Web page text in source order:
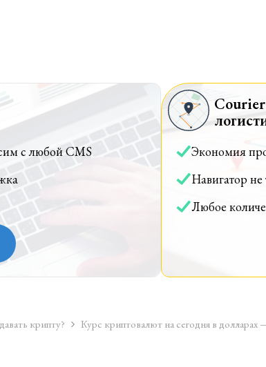
с любой CMS
Экономия
Навигатор не
Любое
крипту? Курс криптовалют на сегодня в